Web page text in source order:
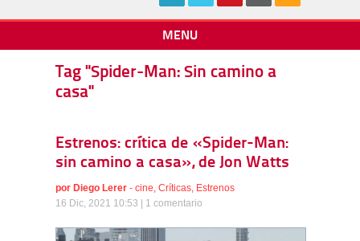
MENU
Tag "Spider-Man: Sin camino a
casa"
Estrenos: crítica de «Spider-Man:
sin camino a casa», de Jon Watts
por Diego Lerer - cine, Críticas, Estrenos
16 Dic, 2021 10:53 | 1 comentario